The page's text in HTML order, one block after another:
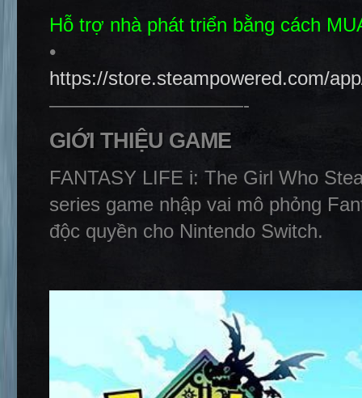
Hỗ trợ nhà phát triển bằng cách
•
https://store.steampowered.com/
——————————-
GIỚI THIỆU GAME
FANTASY LIFE i: The Girl Who
series game nhập vai mô phỏng
độc quyền cho Nintendo Switch.